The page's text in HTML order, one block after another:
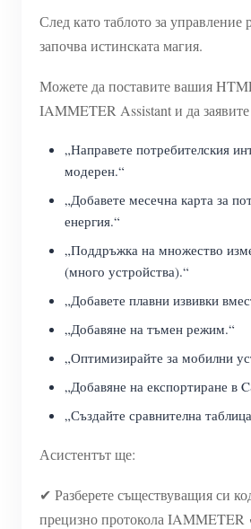
След като таблото за управление
започва истинската магия.
Можете да поставите вашия
IAMMETER Assistant и да
„Направете потребителския
модерен.“
„Добавете месечна карта за
енергия.“
„Поддръжка на множество
(много устройства).“
„Добавете плавни извивки
„Добавяне на тъмен режим.“
„Оптимизирайте за мобилни
„Добавяне на експортиране в
„Създайте сравнителна
Асистентът ще:
✔ Разберете съществуващия си
прецизно протокола